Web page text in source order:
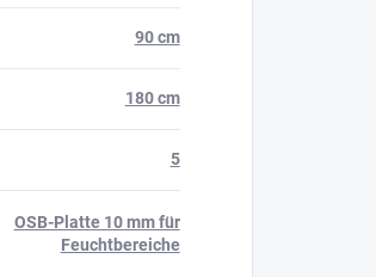
90 cm
180 cm
5
OSB-Platte 10 mm für
Feuchtbereiche